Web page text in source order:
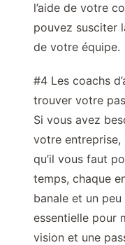
l’aide de votre
pouvez susciter
de votre équipe.
#4 Les coachs
trouver votre
Si vous avez
votre entreprise,
qu’il vous faut
temps, chaque
banale et un
essentielle pour
vision et une